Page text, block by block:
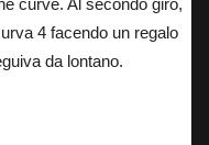
4 facendo un regalo
da lontano.